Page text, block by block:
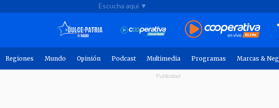
Escucha aquí ▼
Regiones Mundo Opinión Podcast Multimedia Programas Marcas &